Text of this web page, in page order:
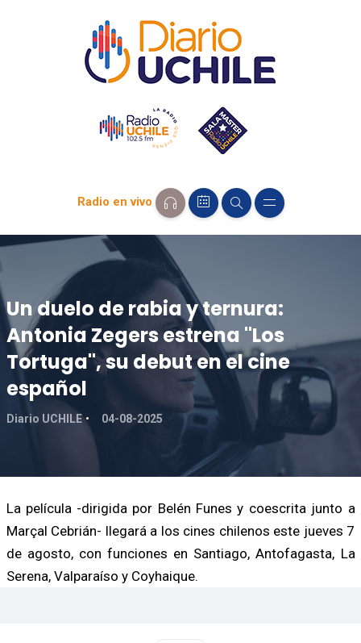
Radio en vivo
Un duelo de rabia y ternura:
Antonia Zegers estrena "Los
Tortuga", su debut en el cine
español
Diario UCHILE 04-08-2025
La película -dirigida por Belén Funes y coescrita junto a
Marçal Cebrián- llegará a los cines chilenos este jueves 7
de agosto, con funciones en Santiago, Antofagasta, La
Serena, Valparaíso y Coyhaique.